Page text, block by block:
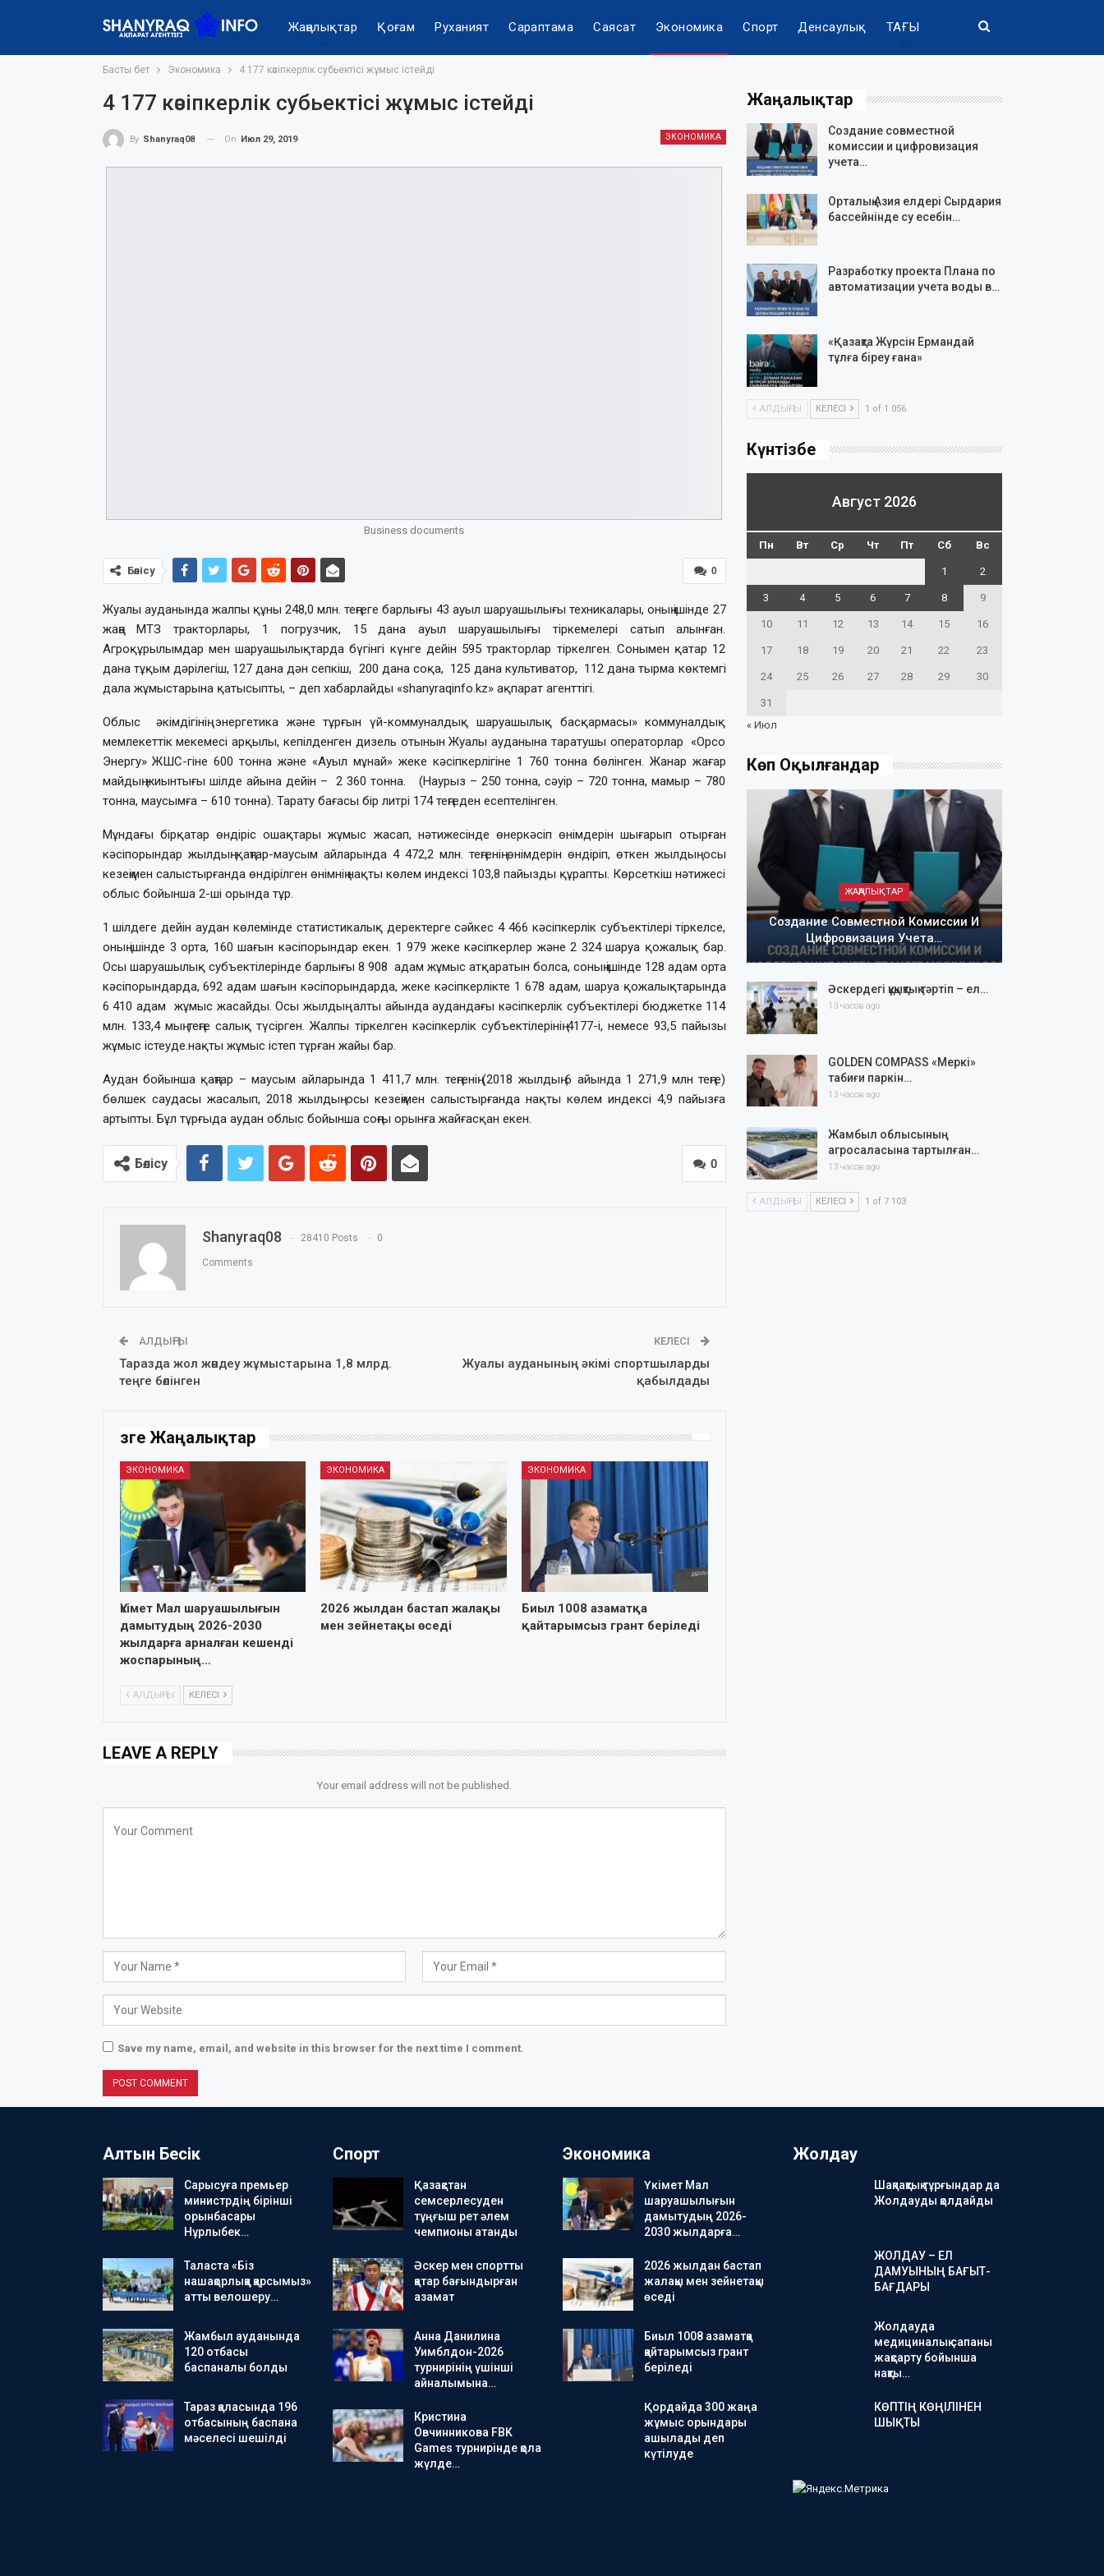
Жаңалықтар Қоғам Руханият Сараптама Саясат Экономика Спорт Денсаулық ТАҒЫ
Басты бет Экономика 4 177 кәсіпкерлік субьектісі жұмыс істейді
4 177 кәсіпкерлік субьектісі жұмыс істейді
ЭКОНОМИКА
By Shanyraq08 On Июл 29, 2019
Business documents
0
Бөлісу
Жуалы ауданында жалпы құны 248,0 млн. теңгеге барлығы 43 ауыл шаруашылығы техникалары, оның ішінде 27
жаңа МТЗ тракторлары, 1 погрузчик, 15 дана ауыл шаруашылығы тіркемелері сатып алынған.
Агроқұрылымдар мен шаруашылықтарда бүгінгі күнге дейін 595 тракторлар тіркелген. Сонымен қатар 12
дана тұқым дәрілегіш, 127 дана дән сепкіш, 200 дана соқа, 125 дана культиватор, 112 дана тырма көктемгі
дала жұмыстарына қатысыпты, – деп хабарлайды «shanyraqinfo.kz» ақпарат агенттігі.
Облыс әкімдігінің энергетика және тұрғын үй-коммуналдық шаруашылық басқармасы» коммуналдық
мемлекеттік мекемесі арқылы, кепілденген дизель отынын Жуалы ауданына таратушы операторлар «Орсо
Энергу» ЖШС-гіне 600 тонна және «Ауыл мұнай» жеке кәсіпкерлігіне 1 760 тонна бөлінген. Жанар жағар
майдың жиынтығы шілде айына дейін – 2 360 тонна. (Наурыз – 250 тонна, сәуір – 720 тонна, мамыр – 780
тонна, маусымға – 610 тонна). Тарату бағасы бір литрі 174 теңгеден есептелінген.
Мұндағы бірқатар өндіріс ошақтары жұмыс жасап, нәтижесінде өнеркәсіп өнімдерін шығарып отырған
кәсіпорындар жылдың қаңтар-маусым айларында 4 472,2 млн. теңгенің өнімдерін өндіріп, өткен жылдың осы
кезеңімен салыстырғанда өндірілген өнімнің нақты көлем индексі 103,8 пайызды құрапты. Көрсеткіш нәтижесі
облыс бойынша 2-ші орында тұр.
1 шілдеге дейін аудан көлемінде статистикалық деректерге сәйкес 4 466 кәсіпкерлік субъектілері тіркелсе,
оның ішінде 3 орта, 160 шағын кәсіпорындар екен. 1 979 жеке кәсіпкерлер және 2 324 шаруа қожалық бар.
Осы шаруашылық субъектілерінде барлығы 8 908 адам жұмыс атқаратын болса, соның ішінде 128 адам орта
кәсіпорындарда, 692 адам шағын кәсіпорындарда, жеке кәсіпкерлікте 1 678 адам, шаруа қожалықтарында
6 410 адам жұмыс жасайды. Осы жылдың алты айында аудандағы кәсіпкерлік субъектілері бюджетке 114
млн. 133,4 мың теңге салық түсірген. Жалпы тіркелген кәсіпкерлік субъектілерінің 4177-і, немесе 93,5 пайызы
жұмыс істеуде.нақты жұмыс істеп тұрған жайы бар.
Аудан бойынша қаңтар – маусым айларында 1 411,7 млн. теңгенің (2018 жылдың 6 айында 1 271,9 млн теңге)
бөлшек саудасы жасалып, 2018 жылдың осы кезеңімен салыстырғанда нақты көлем индексі 4,9 пайызға
артыпты. Бұл тұрғыда аудан облыс бойынша соңғы орынға жайғасқан екен.
0
Бөлісу
Shanyraq08 28410 Posts 0
Comments
АЛДЫҢҒЫ
Таразда жол жөндеу жұмыстарына 1,8 млрд.
теңге бөлінген
КЕЛЕСІ
Жуалы ауданының әкімі спортшыларды
қабылдады
Өзге Жаңалықтар
ЭКОНОМИКА
Үкімет Мал шаруашылығын
дамытудың 2026-2030
жылдарға арналған кешенді
жоспарының…
ЭКОНОМИКА
2026 жылдан бастап жалақы
мен зейнетақы өседі
ЭКОНОМИКА
Биыл 1008 азаматқа
қайтарымсыз грант беріледі
АЛДЫҢҒЫ КЕЛЕСІ
LEAVE A REPLY
Your email address will not be published.
Save my name, email, and website in this browser for the next time I comment.
Жаңалықтар
Создание совместной
комиссии и цифровизация
учета…
Орталық Азия елдері Сырдария
бассейнінде су есебін…
Разработку проекта Плана по
автоматизации учета воды в…
«Қазақта Жүрсін Ермандай
тұлға біреу ғана»
АЛДЫҢҒЫ КЕЛЕСІ 1 of 1 056
Күнтізбе
Август 2026
Пн Вт Ср Чт Пт Сб Вс
1 2
3 4 5 6 7 8 9
10 11 12 13 14 15 16
17 18 19 20 21 22 23
24 25 26 27 28 29 30
31
« Июл
Көп Оқылғандар
ЖАҢАЛЫҚТАР
Создание Совместной Комиссии И
Цифровизация Учета…
Әскердегі құқықтық тәртіп – ел…
13 часов ago
GOLDEN COMPASS «Меркі»
табиғи паркін…
13 часов ago
Жамбыл облысының
агросаласына тартылған…
13 часов ago
АЛДЫҢҒЫ КЕЛЕСІ 1 of 7 103
Алтын Бесік
Сарысуға премьер
министрдің бірінші
орынбасары
Нұрлыбек…
Таласта «Біз
нашақорлыққа қарсымыз»
атты велошеру…
Жамбыл ауданында
120 отбасы
баспаналы болды
Тараз қаласында 196
отбасының баспана
мәселесі шешілді
Спорт
Қазақстан
семсерлесуден
тұңғыш рет әлем
чемпионы атанды
Әскер мен спортты
қатар бағындырған
азамат
Анна Данилина
Уимблдон-2026
турнирінің үшінші
айналымына…
Кристина
Овчинникова FBK
Games турнирінде қола
жүлде…
Экономика
Үкімет Мал
шаруашылығын
дамытудың 2026-
2030 жылдарға…
2026 жылдан бастап
жалақы мен зейнетақы
өседі
Биыл 1008 азаматқа
қайтарымсыз грант
беріледі
Қордайда 300 жаңа
жұмыс орындары
ашылады деп
күтілуде
Жолдау
Шақпақтық тұрғындар да
Жолдауды қолдайды
ЖОЛДАУ – ЕЛ
ДАМУЫНЫҢ БАҒЫТ-
БАҒДАРЫ
Жолдауда
медициналық сапаны
жақсарту бойынша
нақты…
КӨПТІҢ КӨҢІЛІНЕН
ШЫҚТЫ